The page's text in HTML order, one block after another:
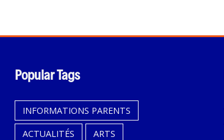
Popular Tags
INFORMATIONS PARENTS
ACTUALITÉS
ARTS